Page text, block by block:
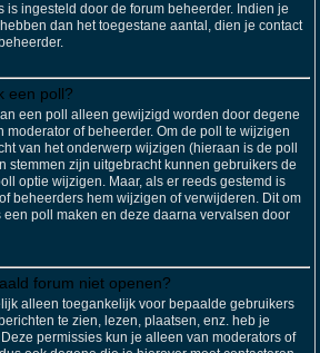
is ingesteld door de forum beheerder. Indien je
dan het toegestane aantal, dien je contact
een poll?
een poll alleen gewijzigd worden door degene
moderator of beheerder. Om de poll te wijzigen
van het onderwerp wijzigen (hieraan is de poll
stemmen zijn uitgebracht kunnen gebruikers de
optie wijzigen. Maar, als er reeds gestemd is
beheerders hem wijzigen of verwijderen. Dit om
poll maken en deze daarna vervalsen door
forum niet openen?
alleen toegankelijk voor bepaalde gebruikers
te zien, lezen, plaatsen, enz. heb je
permissies kun je alleen van moderators of